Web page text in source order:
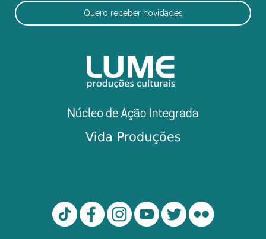
Quero receber novidades